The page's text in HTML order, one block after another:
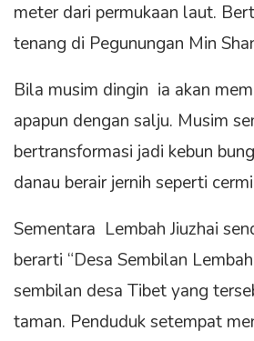
meter dari permukaan laut.
tenang di Pegunungan Min
Bila musim dingin ia akan
apapun dengan salju. Musim
bertransformasi jadi kebun
danau berair jernih seperti
Sementara Lembah Jiuzhai
berarti “Desa Sembilan
sembilan desa Tibet yang
taman. Penduduk setempat